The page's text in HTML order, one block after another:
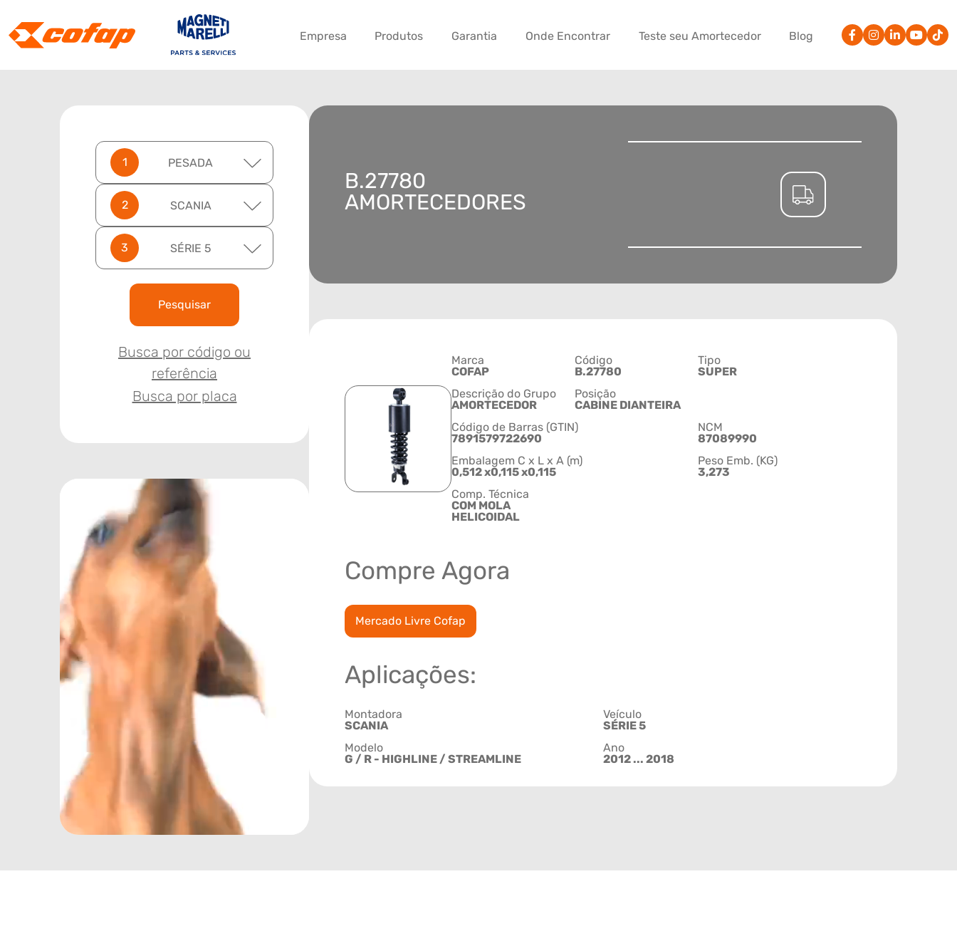
Empresa Produtos Garantia Onde Encontrar Teste seu Amortecedor Blog
PESADA
SCANIA
SÉRIE 5
Pesquisar
Busca por código ou
referência
Busca por placa
B.27780
AMORTECEDORES
Marca
COFAP
Código
B.27780
Tipo
SUPER
Descrição do Grupo
AMORTECEDOR
Posição
CABINE DIANTEIRA
Código de Barras (GTIN)
7891579722690
NCM
87089990
Embalagem C x L x A (m)
0,512 x0,115 x0,115
Peso Emb. (KG)
3,273
Comp. Técnica
COM MOLA
HELICOIDAL
Compre Agora
Mercado Livre Cofap
Aplicações:
Montadora
SCANIA
Veículo
SÉRIE 5
Modelo
G / R - HIGHLINE / STREAMLINE
Ano
2012 ... 2018